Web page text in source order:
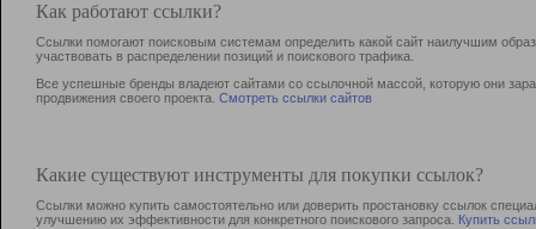
Как работают ссылки?
Ссылки помогают поисковым системам определить какой сайт наилучшим
участвовать в раcпределении позиций и поискового трафика.
Все успешные бренды владеют сайтами со ссылочной массой, которую они
продвижения своего проекта. Смотреть ссылки сайтов
Какие существуют инструменты для покупки ссылок?
Ссылки можно купить самостоятельно или доверить простановку ссылок
улучшению их эффективности для конкретного поискового запроса. Купить